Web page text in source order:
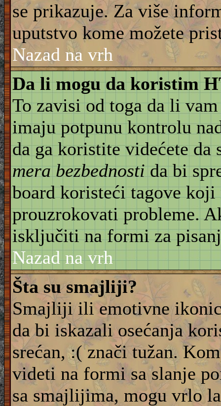
se prikazuje. Za više
uputstvo kome možete
Nazad na vrh
Da li mogu da koristim
To zavisi od toga da li
imaju potpunu kontrolu
da ga koristite videćete da
mera bezbednostida bi
board koristeći tagove
prouzrokovati probleme.
isključiti na formi za
Nazad na vrh
Šta su smajliji?
Smajliji ili emotivne
da bi iskazali osećanja
srećan, :( znači tužan.
videti na formi sa slanje
sa smajlijima, mogu vrlo